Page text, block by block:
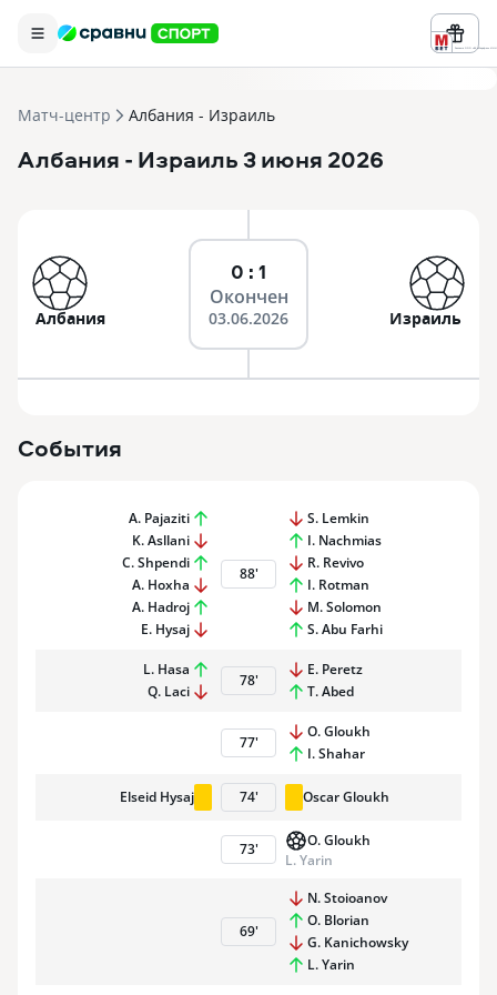
Реклама ООО «БК «Марафон» ИНН
Матч-центр Албания - Израиль
Албания - Израиль3 июня 2026
Албания
0 : 1
Окончен
03.06.2026 Израиль
События
A. Pajaziti
K. Asllani
C. Shpendi
A. Hoxha
A. Hadroj
E. Hysaj
88'
S. Lemkin
I. Nachmias
R. Revivo
I. Rotman
M. Solomon
S. Abu Farhi
L. Hasa
Q. Laci
78'
E. Peretz
T. Abed
77'
O. Gloukh
I. Shahar
Elseid Hysaj 74' Oscar Gloukh
73'
O. Gloukh
L. Yarin
69'
N. Stoioanov
O. Blorian
G. Kanichowsky
L. Yarin